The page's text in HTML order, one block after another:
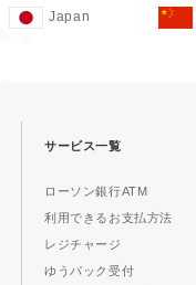
Japan
サービス一覧
ローソン銀行ATM
利用できるお支払方法
レジチャージ
ゆうパック受付